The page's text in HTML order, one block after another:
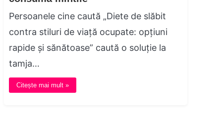
Persoanele cine caută „Diete de slăbit
contra stiluri de viață ocupate: opțiuni
rapide și sănătoase” caută o soluție la
tamja…
Citește mai mult »